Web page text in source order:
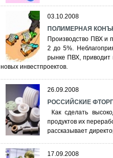
03.10.2008
ПОЛИМЕРНАЯ
Производство ПВХ и
2 до 5%.
рынке ПВХ, приводит
новых инвестпроектов.
26.09.2008
РОССИЙСКИЕ
Как сделать
продуктов их
рассказывает
17.09.2008